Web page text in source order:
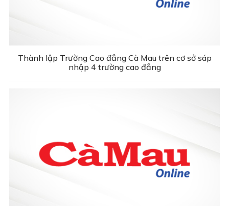
Thành lập Trường Cao đẳng Cà Mau trên cơ sở sáp
nhập 4 trường cao đẳng